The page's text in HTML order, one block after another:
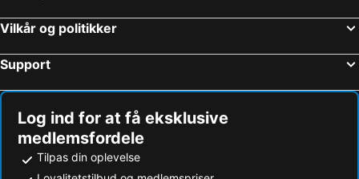
Vilkår og politikker
Support
Log ind for at få eksklusive
medlemsfordele
Tilpas din oplevelse